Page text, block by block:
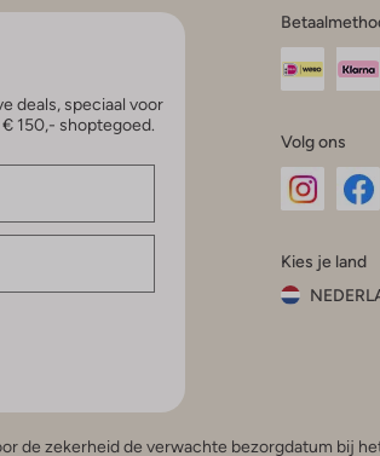
deals, speciaal voor
150,- shoptegoed.
Volg ons
Kies je land
de zekerheid de verwachte bezorgdatum bij